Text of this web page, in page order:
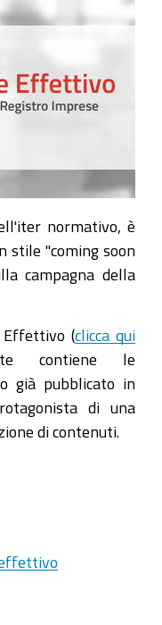
normativo, è
stile "coming soon
campagna della
Effettivo (clicca qui
contiene le
già pubblicato in
di una
di contenuti.